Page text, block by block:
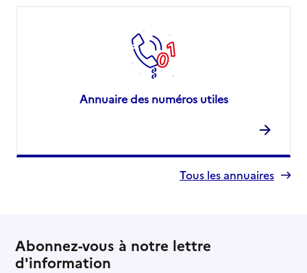
Annuaire des numéros utiles
Tous les annuaires
Abonnez-vous à notre lettre
d'information